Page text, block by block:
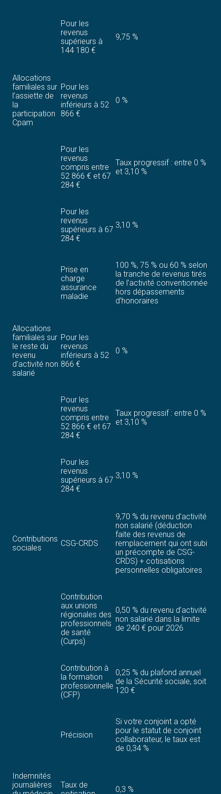
Pour les
revenus
supérieurs à
144 180 €
9,75 %
Allocations
familiales sur
l’assiette de
la
participation
Cpam
Pour les
revenus
inférieurs à 52
866 €
0 %
Pour les
revenus
compris entre
52 866 € et 67
284 €
Taux progressif : entre 0 %
et 3,10 %
Pour les
revenus
supérieurs à 67
284 €
3,10 %
Prise en
charge
assurance
maladie
100 %, 75 % ou 60 % selon
la tranche de revenus tirés
de l’activité conventionnée
hors dépassements
d’honoraires
Allocations
familiales sur
le reste du
revenu
d’activité non
salarié
Pour les
revenus
inférieurs à 52
866 €
0 %
Pour les
revenus
compris entre
52 866 € et 67
284 €
Taux progressif : entre 0 %
et 3,10 %
Pour les
revenus
supérieurs à 67
284 €
3,10 %
Contributions
sociales
CSG-CRDS
9,70 % du revenu d’activité
non salarié (déduction
faite des revenus de
remplacement qui ont subi
un précompte de CSG-
CRDS) + cotisations
personnelles obligatoires
Contribution
aux unions
régionales des
professionnels
de santé
(Curps)
0,50 % du revenu d’activité
non salarié dans la limite
de 240 € pour 2026
Contribution à
la formation
professionnelle
(CFP)
0,25 % du plafond annuel
de la Sécurité sociale, soit
120 €
Précision
Si votre conjoint a opté
pour le statut de conjoint
collaborateur, le taux est
de 0,34 %
Indemnités
journalières
Taux de
0,3 %